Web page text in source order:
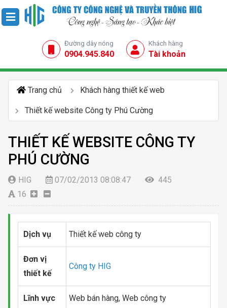
Đường dây nóng
0904.945.840
Khách hàng
Tài khoản
Trang chủ Khách hàng thiết kế web
Thiết kế website Công ty Phú Cường
THIẾT KẾ WEBSITE CÔNG TY
PHÚ CƯỜNG
HIG 07/02/2013 08:08:47
445
16
Dịch vụ Thiết kế web công ty
Đơn vị
thiết kế
Công ty HIG
Lĩnh vực Web bán hàng, Web công ty